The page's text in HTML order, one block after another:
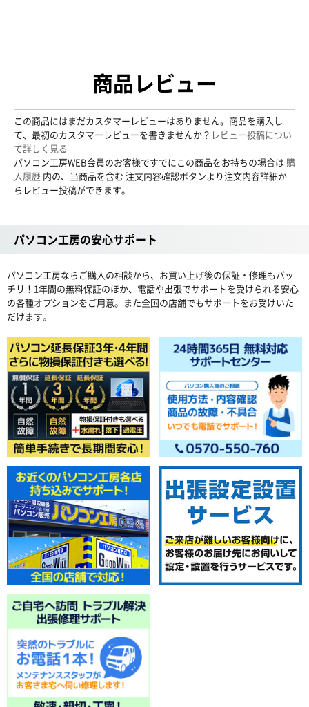
商品レビュー
この商品にはまだカスタマーレビューはありません。商品を購入し
て、最初のカスタマーレビューを書きませんか？ レビュー投稿につい
て詳しく見る
パソコン工房WEB会員のお客様ですでにこの商品をお持ちの場合は 購
入履歴 内の、当商品を含む 注文内容確認ボタンより注文内容詳細か
らレビュー投稿ができます。
パソコン工房の安心サポート
パソコン工房ならご購入の相談から、お買い上げ後の保証・修理もバッ
チリ！1年間の無料保証のほか、電話や出張でサポートを受けられる安心
の各種オプションをご用意。また全国の店舗でもサポートをお受けいた
だけます。